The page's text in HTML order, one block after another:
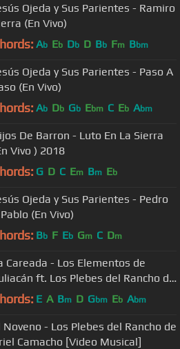
Ojeda y Sus Parientes - Ramiro
(En Vivo)
Ab Eb Db D Bb Fm Bbm
Ojeda y Sus Parientes - Paso A
(En Vivo)
Ab Db Gb Ebm C Eb Abm
De Barron - Luto En La Sierra
(En Vivo ) 2018
G D C Em Bm Eb
Ojeda y Sus Parientes - Pedro
(En Vivo)
Bb F Eb Gm C Dm
Careada - Los Elementos de
ft. Los Plebes del Rancho de
Camacho [Video Musical]
E A Bm D Gbm Eb Abm
Noveno - Los Plebes del Rancho de
Camacho [Video Musical]